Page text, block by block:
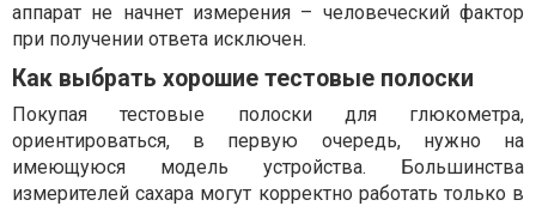
аппарат не начнет измерения – человеческий фактор
при получении ответа исключен.
Как выбрать хорошие тестовые полоски
Покупая тестовые полоски для глюкометра,
ориентироваться, в первую очередь, нужно на
имеющуюся модель устройства. Большинства
измерителей сахара могут корректно работать только в